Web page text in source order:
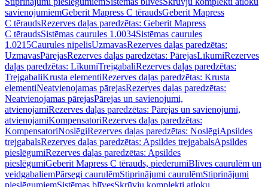
savienojumiemGeberit Mapress C tēraudsGeberit Mapress
C tēraudsRezerves daļas paredzētas: Geberit Mapress
C tēraudsSistēmas caurules 1.0034Sistēmas caurules
1.0215Caurules nipelisUzmavasRezerves daļas paredzētas:
UzmavasPārejasRezerves daļas paredzētas: PārejasLīkumiRezerves
daļas paredzētas: LīkumiTrejgabaliRezerves daļas paredzētas:
TrejgabaliKrusta elementiRezerves daļas paredzētas: Krusta
elementiNeatvienojamas pārejasRezerves daļas paredzētas:
Neatvienojamas pārejasPārejas un savienojumi,
atvienojamiRezerves daļas paredzētas: Pārejas un savienojumi,
atvienojamiKompensatoriRezerves daļas paredzētas:
KompensatoriNoslēgiRezerves daļas paredzētas: NoslēgiApsildes
trejgabalsRezerves daļas paredzētas: Apsildes trejgabalsApsildes
pieslēgumiRezerves daļas paredzētas: Apsildes
pieslēgumiGeberit Mapress C tērauds, piederumiBlīves caurulēm un
veidgabaliemPārsegi caurulēmStiprinājumi caurulēmStiprinājumi
pieslēgumiemSistēmas blīvesSkrūvju komplekti atloku